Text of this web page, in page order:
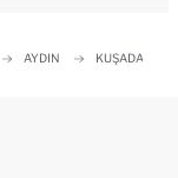
AYDIN KUŞADASI